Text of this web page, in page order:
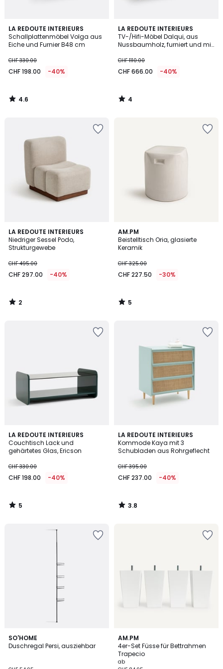
LA REDOUTE INTERIEURS
Schallplattenmöbel Volga aus
Eiche und Furnier B48 cm
CHF 330.00
CHF 198.00 -40%
4.6
/ 5
4.6
/
LA REDOUTE INTERIEURS
TV-/Hifi-Möbel Dalqui, aus
Nussbaumholz, furniert und mit
CHF 1110.00
CHF 666.00 -40%
4
/
5
4
/
LA REDOUTE INTERIEURS
Niedriger Sessel Podo,
Strukturgewebe
CHF 495.00
CHF 297.00 -40%
2
/
5
2
/
AM.PM
Beistelltisch Oria, glasierte
Keramik
CHF 325.00
CHF 227.50 -30%
5
/
5
5
/
LA REDOUTE INTERIEURS
Couchtisch Lack und
gehärtetes Glas, Ericson
CHF 330.00
CHF 198.00 -40%
5
/
5
5
/
LA REDOUTE INTERIEURS
Kommode Kaya mit 3
Schubladen aus Rohrgeflecht
CHF 395.00
CHF 237.00 -40%
3.8
/ 5
3.8
/
SO'HOME
Duschregal Persi, ausziehbar
AM.PM
4er-Set Füsse für Bettrahmen
Trapecio
ab
4.6
/ 5
4
Farben